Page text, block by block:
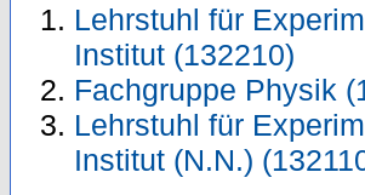
Lehrstuhl für
Institut (132210)
Fachgruppe Physik
Lehrstuhl für
Institut (N.N.)